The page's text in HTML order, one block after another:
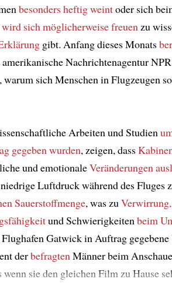
besonders heftig weintoder sich
wird sich möglicherweise freuenzu
gibt. Anfang dieses Monats
Nachrichtenagentur
sich Menschen in Flugzeugen so
Arbeiten und Studien
gegeben wurden, zeigen, dass
und emotionaleVeränderungen
Luftdruck während des Fluges
Sauerstoffmenge, was zu
und Schwierigkeitenbeim
Gatwick in Auftrag
derbefragtenMänner beim
wenn sie den gleichen Film zu Hause